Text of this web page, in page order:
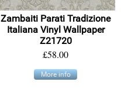
Zambaiti Parati Tradizione
Italiana Vinyl Wallpaper
Z21720
£58.00
More info